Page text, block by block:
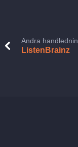
Andra
ListenBrainz